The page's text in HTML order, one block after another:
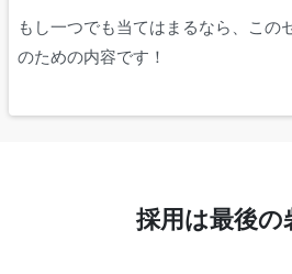
もし一つでも当てはまるなら、この
のための内容です！
採用は最後の